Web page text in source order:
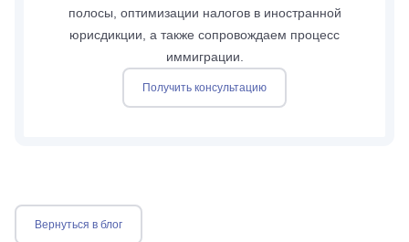
полосы, оптимизации налогов в иностранной
юрисдикции, а также сопровождаем процесс
иммиграции.
Получить консультацию
Вернуться в блог